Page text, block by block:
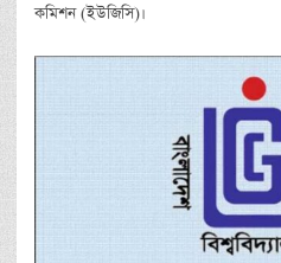
কমিশন (ইউজিসি)।